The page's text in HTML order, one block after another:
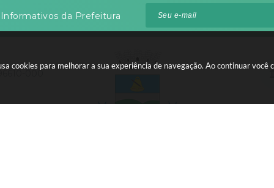
cookies para melhorar a sua experiência de navegação. Ao continuar você
da Prefeitura
000